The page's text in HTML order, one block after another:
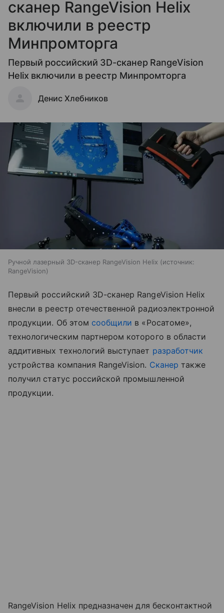
сканер RangeVision Helix
включили в реестр
Минпромторга
Первый российский 3D-сканер RangeVision
Helix включили в реестр Минпромторга
Денис Хлебников
Ручной лазерный 3D-сканер RangeVision Helix
источник:
RangeVision
Первый российский 3D-сканер RangeVision Helix
внесли в реестр отечественной радиоэлектронной
продукции. Об этом сообщили в «Росатоме»,
технологическим партнером которого в области
аддитивных технологий выступает разработчик
устройства компания RangeVision. Сканер также
получил статус российской промышленной
продукции.
RangeVision Helix предназначен для бесконтактной